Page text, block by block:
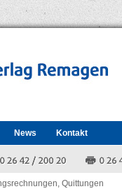
News Kontakt
Quittungen